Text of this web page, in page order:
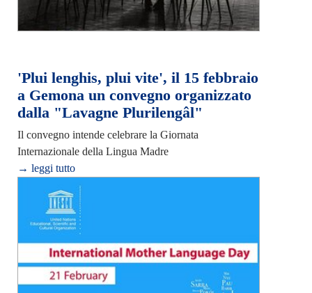
'Plui lenghis, plui vite', il 15 febbraio
a Gemona un convegno organizzato
dalla "Lavagne Plurilengâl"
Il convegno intende celebrare la Giornata
Internazionale della Lingua Madre
→ leggi tutto